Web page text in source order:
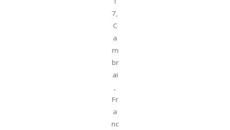
7,
C
a
m
br
ai
,
Fr
a
nc